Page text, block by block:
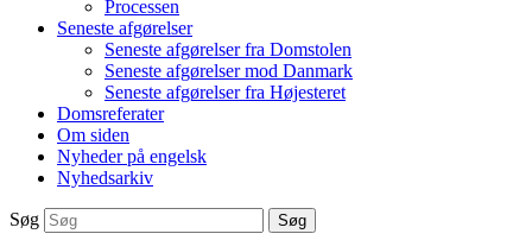
Processen
Seneste afgørelser
Seneste afgørelser fra Domstolen
Seneste afgørelser mod Danmark
Seneste afgørelser fra Højesteret
Domsreferater
Om siden
Nyheder på engelsk
Nyhedsarkiv
Søg